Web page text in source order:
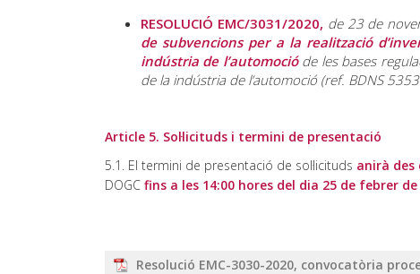
RESOLUCIÓ EMC/3031/2020, de 23 de
de subvencions per a la realització
indústria de l’automocióde les bases
de la indústria de l’automoció (ref. BDNS
Article 5. Sol·licituds i termini de presentació
5.1. El termini de presentació de sol·licituds anirà des
DOGC fins a les 14:00 hores del dia 25 de febrer de
Resolució EMC-3030-2020, convocatòria